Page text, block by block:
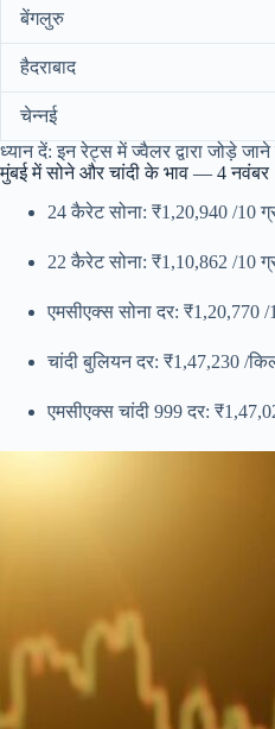
बेंगलुरु
हैदराबाद
चेन्नई
ध्यान दें: इन रेट्स में ज्वैलर द्वारा जोड़े
मुंबई में सोने और चांदी के भाव — 4 नवंबर
24 कैरेट सोना: ₹1,20,940 /10
22 कैरेट सोना: ₹1,10,862 /10
एमसीएक्स सोना दर: ₹1,20,770 /
चांदी बुलियन दर: ₹1,47,230 /
एमसीएक्स चांदी 999 दर: